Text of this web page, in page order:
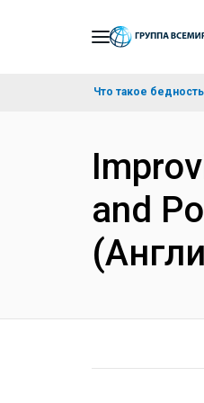
Что такое бедность
and